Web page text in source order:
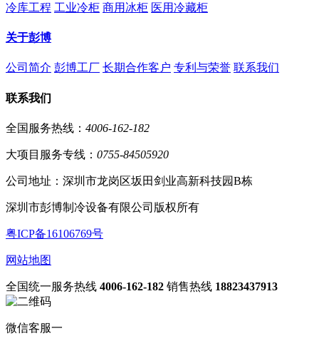
冷库工程 工业冷柜 商用冰柜 医用冷藏柜
关于彭博
公司简介 彭博工厂 长期合作客户 专利与荣誉 联系我们
联系我们
全国服务热线： 4006-162-182
大项目服务专线： 0755-84505920
公司地址：深圳市龙岗区坂田剑业高新科技园B栋
深圳市彭博制冷设备有限公司版权所有
粤ICP备16106769号
网站地图
全国统一服务热线 4006-162-182 销售热线 18823437913
微信客服一